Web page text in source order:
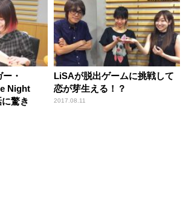
・
Night
驚き
LiSAが脱出ゲームに挑戦して
恋が芽生える！？
2017.08.11